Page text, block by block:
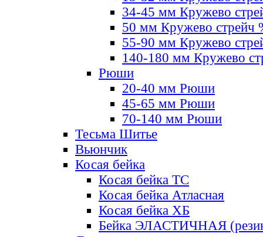
34-45 мм Кружево
50 мм Кружево стрейч
55-90 мм Кружево
140-180 мм Кружево
Рюши
20-40 мм Рюши
45-65 мм Рюши
70-140 мм Рюши
Тесьма Шитье
Вьюнчик
Косая бейка
Косая бейка ТС
Косая бейка Атласная
Косая бейка ХБ
Бейка ЭЛАСТИЧНАЯ